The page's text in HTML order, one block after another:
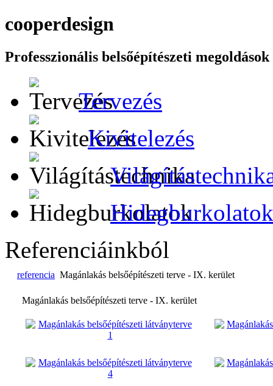
cooperdesign
Professzionális belsőépítészeti megoldások
Tervezés
Kivitelezés
Hidegburkolatok
Referenciáinkból
referencia Magánlakás belsőépítészeti terve - IX. kerület
Magánlakás belsőépítészeti terve - IX. kerület